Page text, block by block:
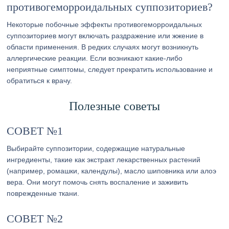
противогеморроидальных суппозиториев?
Некоторые побочные эффекты противогеморроидальных
суппозиториев могут включать раздражение или жжение в
области применения. В редких случаях могут возникнуть
аллергические реакции. Если возникают какие-либо
неприятные симптомы, следует прекратить использование и
обратиться к врачу.
Полезные советы
СОВЕТ №1
Выбирайте суппозитории, содержащие натуральные
ингредиенты, такие как экстракт лекарственных растений
(например, ромашки, календулы), масло шиповника или алоэ
вера. Они могут помочь снять воспаление и заживить
поврежденные ткани.
СОВЕТ №2